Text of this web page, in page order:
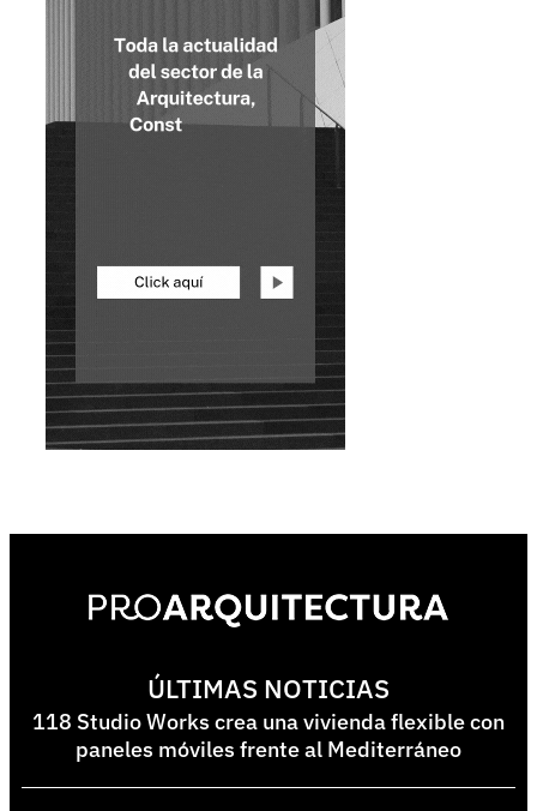
ÚLTIMAS NOTICIAS
118 Studio Works crea una vivienda flexible con
paneles móviles frente al Mediterráneo